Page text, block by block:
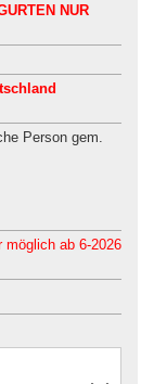
NUR
Person gem.
möglich ab 6-2026